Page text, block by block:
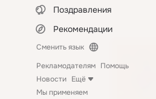
Поздравления
Рекомендации
Сменить язык
Рекламодателям Помощь
Новости Ещё
Мы применяем